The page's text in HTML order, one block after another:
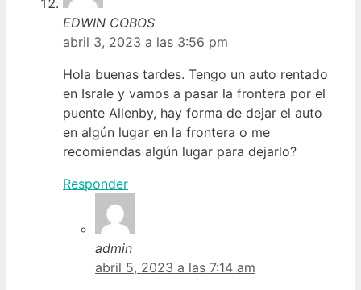
EDWIN COBOS
abril 3, 2023 a las 3:56 pm
Hola buenas tardes. Tengo un auto rentado
en Israle y vamos a pasar la frontera por el
puente Allenby, hay forma de dejar el auto
en algún lugar en la frontera o me
recomiendas algún lugar para dejarlo?
Responder
admin
abril 5, 2023 a las 7:14 am